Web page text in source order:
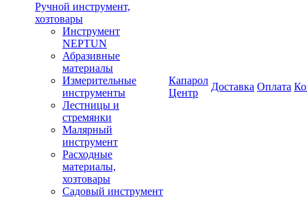
Ручной инструмент,
хозтовары
Инструмент
NEPTUN
Абразивные
материалы
Измерительные
инструменты
Лестницы и
стремянки
Малярный
инструмент
Расходные
материалы,
хозтовары
Садовый инструмент
Капарол
Центр
Доставка Оплата